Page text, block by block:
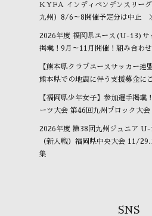
KYFA インディペンデンスリー
九州）8/6～8開催予定分は中止
2026年度 福岡県ユース(U-13)
掲載！9月～11月開催！組み合わせ
【熊本県クラブユースサッカー連
熊本県での地震に伴う支援募金に
【福岡県少年女子】参加選手掲載
ーツ大会 第46回九州ブロック大
2026年度 第38回九州ジュニア
（新人戦）福岡県中央大会 11/
集
SNS